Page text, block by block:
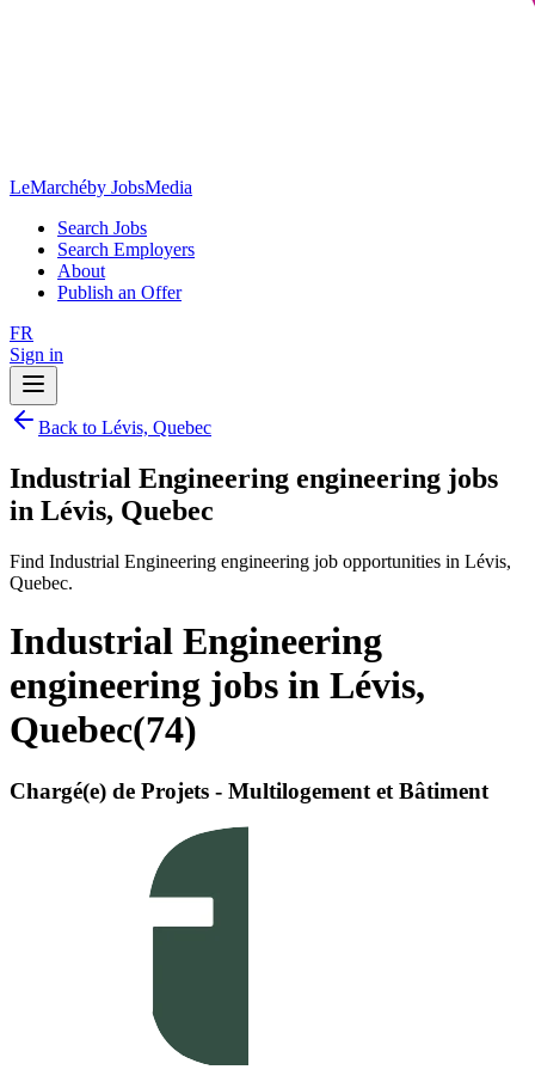
LeMarchéby JobsMedia
Search Jobs
Search Employers
About
Publish an Offer
FR
Sign in
Back to Lévis, Quebec
Industrial Engineering engineering jobs
in Lévis, Quebec
Find Industrial Engineering engineering job opportunities in Lévis,
Quebec.
Industrial Engineering
engineering jobs in Lévis,
Quebec(74)
Chargé(e) de Projets - Multilogement et Bâtiment